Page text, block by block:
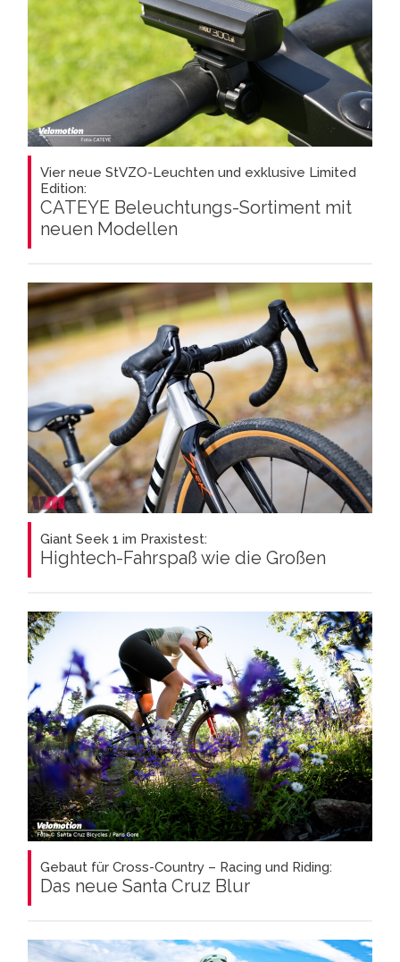
Vier neue StVZO-Leuchten und exklusive Limited
Edition:
CATEYE Beleuchtungs-Sortiment mit
neuen Modellen
Giant Seek 1 im Praxistest:
Hightech-Fahrspaß wie die Großen
Gebaut für Cross-Country – Racing und Riding:
Das neue Santa Cruz Blur